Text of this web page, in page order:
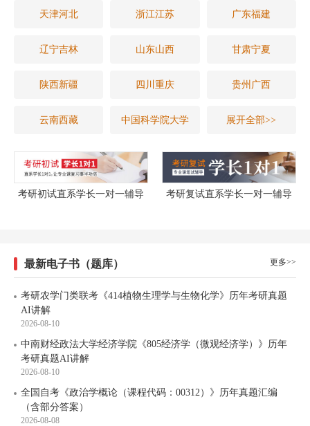
天津河北 浙江江苏 广东福建
辽宁吉林 山东山西 甘肃宁夏
陕西新疆 四川重庆 贵州广西
云南西藏 中国科学院大学 展开全部>>
考研初试直系学长一对一辅导 考研复试直系学长一对一辅导
更多>>
最新电子书（题库）
考研农学门类联考《414植物生理学与生物化学》历年考研真题
AI讲解
2026-08-10
中南财经政法大学经济学院《805经济学（微观经济学）》历年
考研真题AI讲解
2026-08-10
全国自考《政治学概论（课程代码：00312）》历年真题汇编
（含部分答案）
2026-08-08